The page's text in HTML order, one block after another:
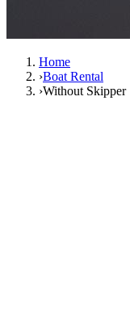
Home
›Boat Rental
›Without Skipper